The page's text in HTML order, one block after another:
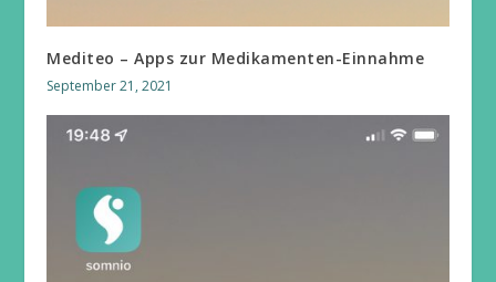
Mediteo – Apps zur Medikamenten-Einnahme
September 21, 2021